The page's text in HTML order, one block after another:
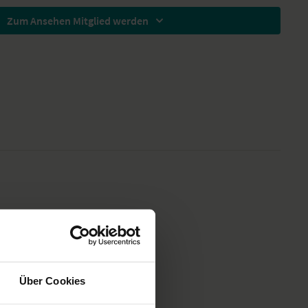
Über Cookies
zur Asana-Challenge.
Zum Ansehen Mitglied werden